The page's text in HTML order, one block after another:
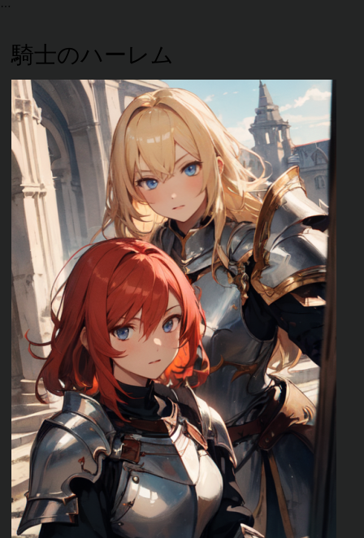
騎士のハーレム